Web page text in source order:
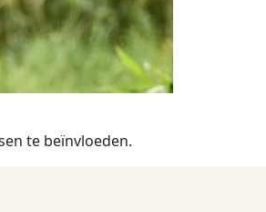
te beïnvloeden.